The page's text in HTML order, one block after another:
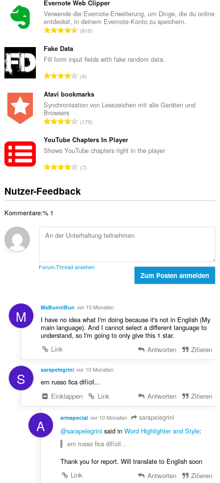
s
a
m
t
e
w
e
r
t
n
e
n
Evernote Web Clipper
Verwende die Evernote-Erweiterung, um Dinge, die du online
entdeckst, in deinem Evernote-Konto zu speichern.
G
a
t
B
e
w
e
r
t
n
e
n
610
Fake Data
Fill form input fields with fake random data.
G
s
a
t
B
e
w
e
t
u
e
4
Atavi bookmarks
Synchronisation von Lesezeichen mit alle Geräten und
Browsers
G
s
a
t
B
e
r
t
g
170
YouTube Chapters In Player
Shows YouTube chapters right in the player
G
s
a
e
B
e
n
e
n
7
Nutzer-Feedback
Kommentare:% 1
Forum-Thread ansehen
Zum Posten anmelden
M MsBunniBun vor 10 Monaten
I have no idea what I'm doing because it's not in English (My
main language). And I cannot select a different language to
understand, so I'm going to only give this 1 star.
Link
Antworten Zitieren
S sarapelegrini vor 10 Monaten
em russo fica difícil...
Einklappen
Link Antworten Zitieren
A armspecial vor 10 Monaten sarapelegrini
@sarapelegrini said in Word Highlighter and Style:
em russo fica difícil...
Thank you for report. Will translate to English soon
Link
Antworten Zitieren